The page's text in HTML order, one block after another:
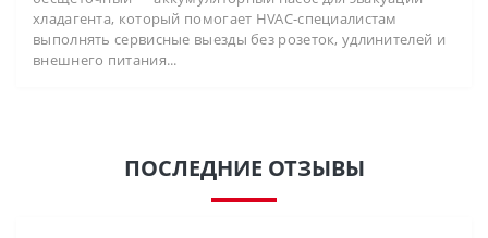
хладагента, который помогает HVAC-специалистам
выполнять сервисные выезды без розеток, удлинителей и
внешнего питания...
ПОСЛЕДНИЕ ОТЗЫВЫ